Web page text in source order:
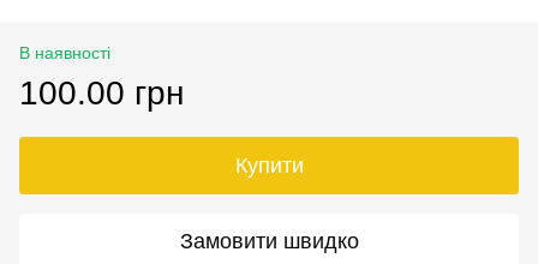
В наявності
100.00 грн
Купити
Замовити швидко